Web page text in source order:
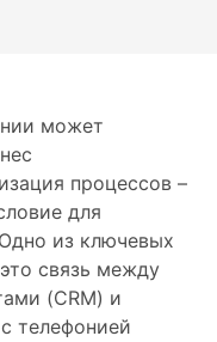
может
процессов –
для
из ключевых
связь между
(CRM) и
телефонией